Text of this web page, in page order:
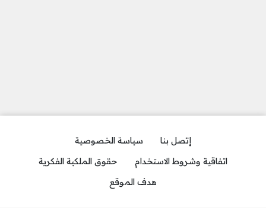
إتصل بنا
سياسة الخصوصية
اتفاقية وشروط الاستخدام
حقوق الملكية الفكرية
هدف الموقع